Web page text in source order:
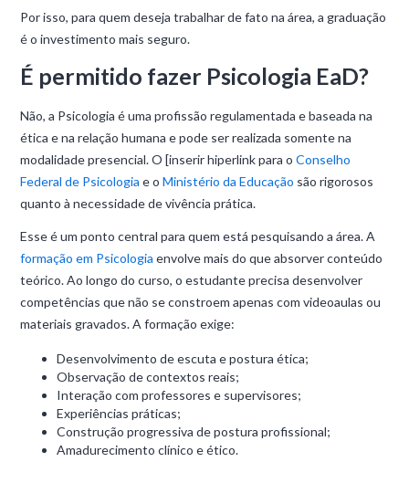
Por isso, para quem deseja trabalhar de fato na área, a graduação
é o investimento mais seguro.
É permitido fazer Psicologia EaD?
Não, a Psicologia é uma profissão regulamentada e baseada na
ética e na relação humana e pode ser realizada somente na
modalidade presencial. O [inserir hiperlink para oConselho
Federal de Psicologia e oMinistério da Educação são rigorosos
quanto à necessidade de vivência prática.
Esse é um ponto central para quem está pesquisando a área. A
formação em Psicologia envolve mais do que absorver conteúdo
teórico. Ao longo do curso, o estudante precisa desenvolver
competências que não se constroem apenas com videoaulas ou
materiais gravados. A formação exige:
Desenvolvimento de escuta e postura ética;
Observação de contextos reais;
Interação com professores e supervisores;
Experiências práticas;
Construção progressiva de postura profissional;
Amadurecimento clínico e ético.